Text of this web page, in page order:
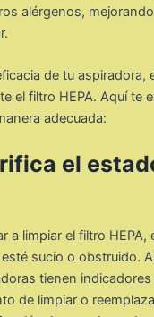
alérgenos,
de tu aspiradora,
el filtro HEPA. Aquí te
adecuada:
el
a limpiar el filtro HEPA,
sucio o obstruido.
tienen indicadores
de limpiar o